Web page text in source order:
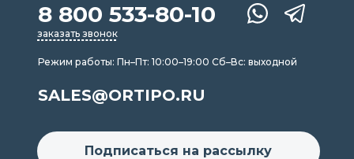
заказать звонок
Режим работы: Пн–Пт: 10:00–19:00 Сб–Вс: выходной
8 800 533-80-10
SALES@ORTIPO.RU
Подписаться на рассылку